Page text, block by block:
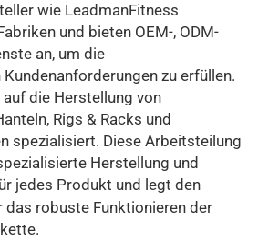
wie LeadmanFitness
und bieten OEM-, ODM-
an, um die
zu erfüllen.
die Herstellung von
Rigs & Racks und
spezialisiert. Diese Arbeitsteilung
Herstellung und
jedes Produkt und legt den
das robuste Funktionieren der